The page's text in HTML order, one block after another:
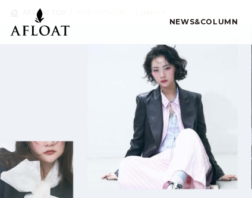
NEWS&COLUMN
AFLOAT TOP